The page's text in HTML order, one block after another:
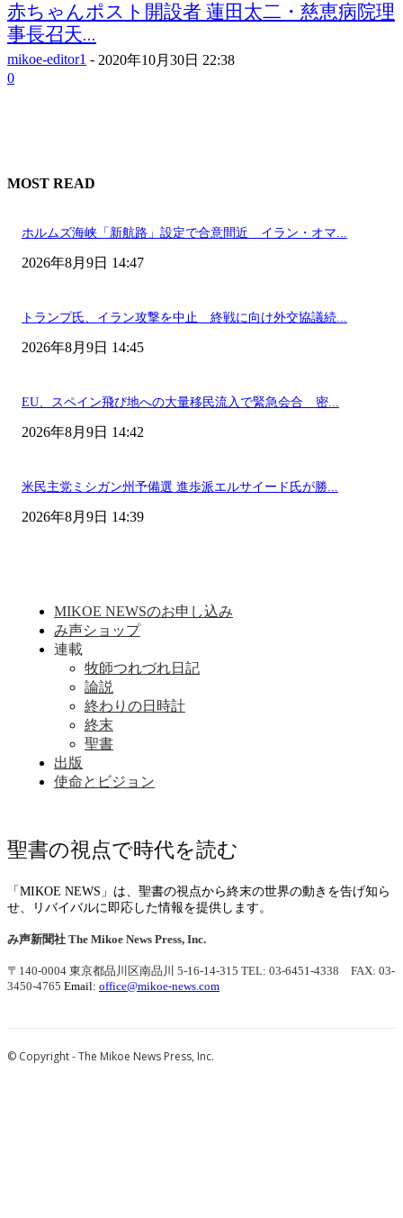
赤ちゃんポスト開設者 蓮田太二・慈恵病院理
事長召天...
mikoe-editor1 - 2020年10月30日 22:38
0
MOST READ
ホルムズ海峡「新航路」設定で合意間近 イラン・オマ...
2026年8月9日 14:47
トランプ氏、イラン攻撃を中止 終戦に向け外交協議続...
2026年8月9日 14:45
EU、スペイン飛び地への大量移民流入で緊急会合 密...
2026年8月9日 14:42
米民主党ミシガン州予備選 進歩派エルサイード氏が勝...
2026年8月9日 14:39
MIKOE NEWSのお申し込み
み声ショップ
連載
牧師つれづれ日記
論説
終わりの日時計
終末
聖書
出版
使命とビジョン
聖書の視点で時代を読む
「MIKOE NEWS」は、聖書の視点から終末の世界の動きを告げ知ら
せ、リバイバルに即応した情報を提供します。
み声新聞社 The Mikoe News Press, Inc.
〒140-0004 東京都品川区南品川 5-16-14-315 TEL: 03-6451-4338 FAX: 03-
3450-4765 Email: office@mikoe-news.com
© Copyright - The Mikoe News Press, Inc.